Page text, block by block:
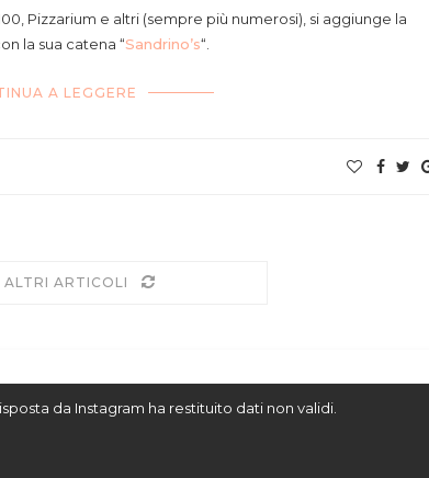
Pizzarium e altri (sempre più numerosi), si aggiunge la
la sua catena “Sandrino’s“.
A LEGGERE
ALTRI ARTICOLI
da Instagram ha restituito dati non validi.